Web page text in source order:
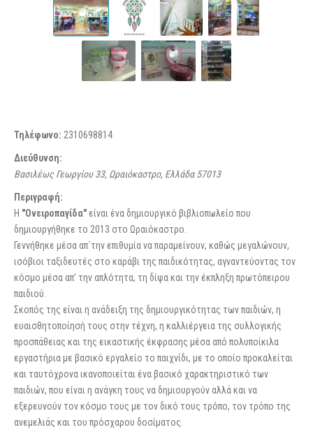
Τηλέφωνο: 2310698814
Διεύθυνση:
Βασιλέως Γεωργίου 33, Ωραιόκαστρο, Ελλάδα 57013
Περιγραφή:
Η "Ονειροπαγίδα" είναι ένα δημιουργικό βιβλιοπωλείο που
δημιουργήθηκε το 2013 στο Ωραιόκαστρο.
Γεννήθηκε μέσα απ΄την επιθυμία να παραμείνουν, καθώς μεγαλώνουν,
ισόβιοι ταξιδευτές στο καράβι της παιδικότητας, αγναντεύοντας τον
κόσμο μέσα απ’ την απλότητα, τη δίψα και την έκπληξη πρωτόπειρου
παιδιού.
Σκοπός της είναι η ανάδειξη της δημιουργικότητας των παιδιών, η
ευαισθητοποίησή τους στην τέχνη, η καλλιέργεια της συλλογικής
προσπάθειας και της εικαστικής έκφρασης μέσα από πολυποίκιλα
εργαστήρια με βασικό εργαλείο το παιχνίδι, με το οποίο προκαλείται
και ταυτόχρονα ικανοποιείται ένα βασικό χαρακτηριστικό των
παιδιών, που είναι η ανάγκη τους να δημιουργούν αλλά και να
εξερευνούν τον κόσμο τους με τον δικό τους τρόπο, τον τρόπο της
ανεμελιάς και του πρόσχαρου δοσίματος.